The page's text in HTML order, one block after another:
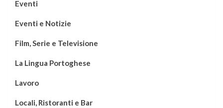
Eventi
Eventi e Notizie
Film, Serie e Televisione
La Lingua Portoghese
Lavoro
Locali, Ristoranti e Bar